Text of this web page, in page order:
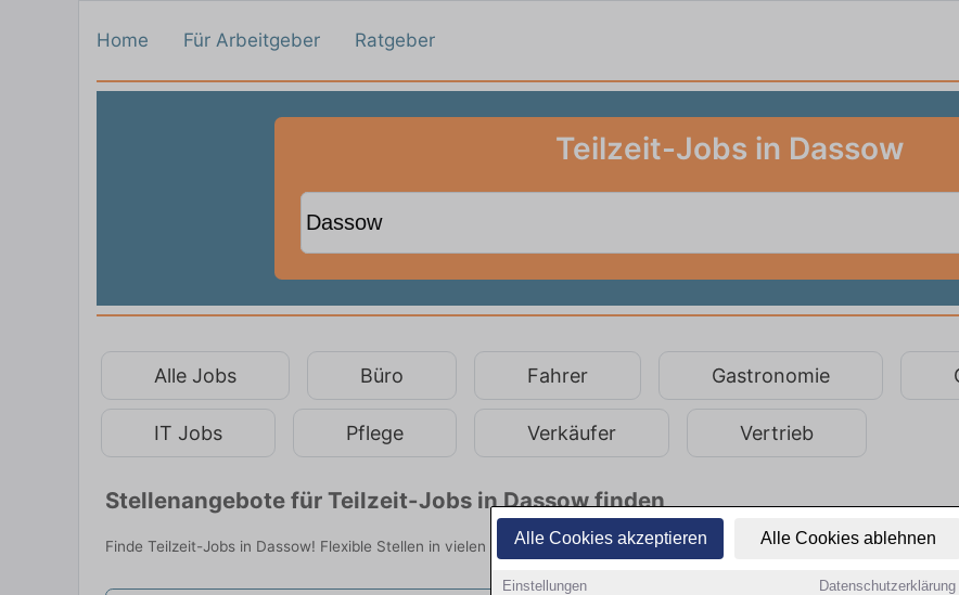
Alle Cookies akzeptieren Alle Cookies ablehnen
Einstellungen Datenschutzerklärung
Home Für Arbeitgeber Ratgeber
Teilzeit-Jobs in Dassow
Alle Jobs Büro Fahrer Gastronomie
IT Jobs Pflege Verkäufer Vertrieb
Stellenangebote für Teilzeit-Jobs in Dassow finden
Finde Teilzeit-Jobs in Dassow! Flexible Stellen in vielen Branchen. Jetzt bewerben!